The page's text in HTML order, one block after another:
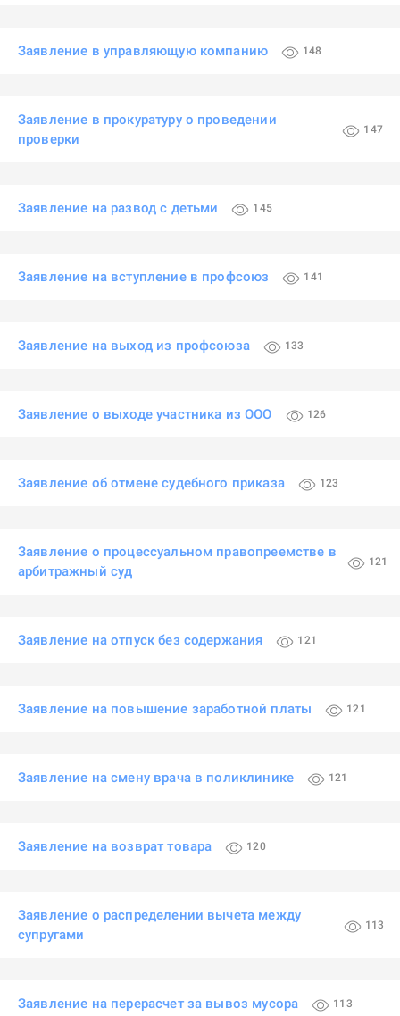
Заявление в управляющую компанию 148
Заявление в прокуратуру о проведении
проверки
147
Заявление на развод с детьми 145
Заявление на вступление в профсоюз 141
Заявление на выход из профсоюза 133
Заявление о выходе участника из ООО 126
Заявление об отмене судебного приказа 123
Заявление о процессуальном правопреемстве в
арбитражный суд
121
Заявление на отпуск без содержания 121
Заявление на повышение заработной платы 121
Заявление на смену врача в поликлинике 121
Заявление на возврат товара 120
Заявление о распределении вычета между
супругами
113
Заявление на перерасчет за вывоз мусора 113